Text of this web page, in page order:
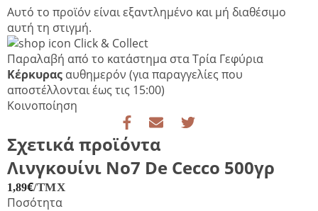
Αυτό το προϊόν είναι εξαντλημένο και μή διαθέσιμο
αυτή τη στιγμή.
Click & Collect
Παραλαβή από το κατάστημα στα Τρία Γεφύρια
Κέρκυρας αυθημερόν (για παραγγελίες που
αποστέλλονται έως τις 15:00)
Κοινοποίηση
Σχετικά προϊόντα
Λινγκουίνι No7 De Cecco 500γρ
1,89€/ΤΜΧ
Ποσότητα